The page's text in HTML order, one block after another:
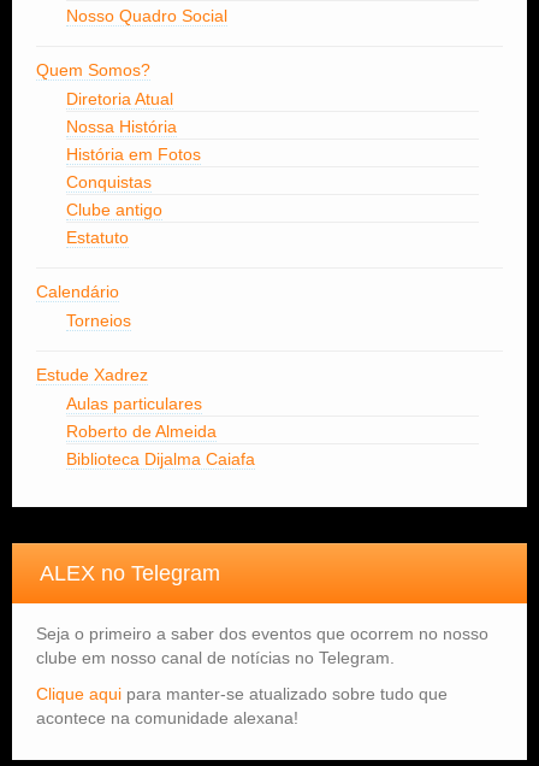
Nosso Quadro Social
Quem Somos?
Diretoria Atual
Nossa História
História em Fotos
Conquistas
Clube antigo
Estatuto
Calendário
Torneios
Estude Xadrez
Aulas particulares
Roberto de Almeida
Biblioteca Dijalma Caiafa
ALEX no Telegram
Seja o primeiro a saber dos eventos que ocorrem no nosso
clube em nosso canal de notícias no Telegram.
Clique aqui para manter-se atualizado sobre tudo que
acontece na comunidade alexana!